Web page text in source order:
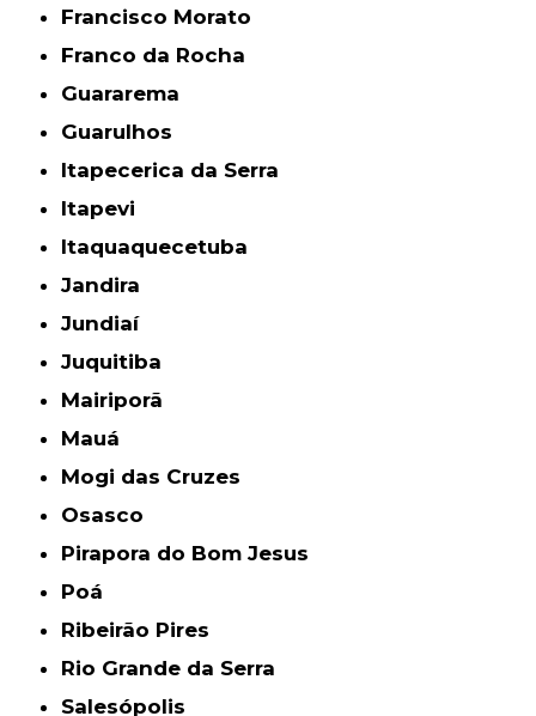
Francisco Morato
Franco da Rocha
Guararema
Guarulhos
Itapecerica da Serra
Itapevi
Itaquaquecetuba
Jandira
Jundiaí
Juquitiba
Mairiporã
Mauá
Mogi das Cruzes
Osasco
Pirapora do Bom Jesus
Poá
Ribeirão Pires
Rio Grande da Serra
Salesópolis